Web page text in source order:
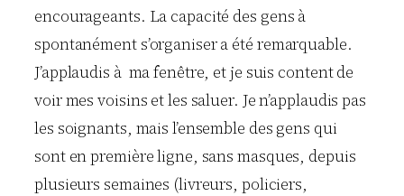
encourageants. La capacité des gens à
spontanément s’organiser a été remarquable.
J’applaudis à ma fenêtre, et je suis content de
voir mes voisins et les saluer. Je n’applaudis pas
les soignants, mais l’ensemble des gens qui
sont en première ligne, sans masques, depuis
plusieurs semaines (livreurs, policiers,